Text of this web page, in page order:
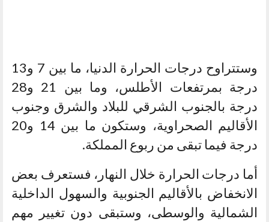
وستتراوح درجات الحرارة الدنيا، ما بين 7 و13
درجة بمرتفعات الأطلس، وما بين 21 و28
درجة بالجنوب الشرقي للبلاد والشرق وجنوب
الأقاليم الصحراوية، وستكون ما بين 14 و20
درجة فيما تبقى من ربوع المملكة.
أما درجات الحرارة خلال النهار، فستعرف بعض
الانخفاض بالأقاليم الجنوبية والسهول الداخلية
الشمالية والوسطى، وستبقى دون تغيير مهم